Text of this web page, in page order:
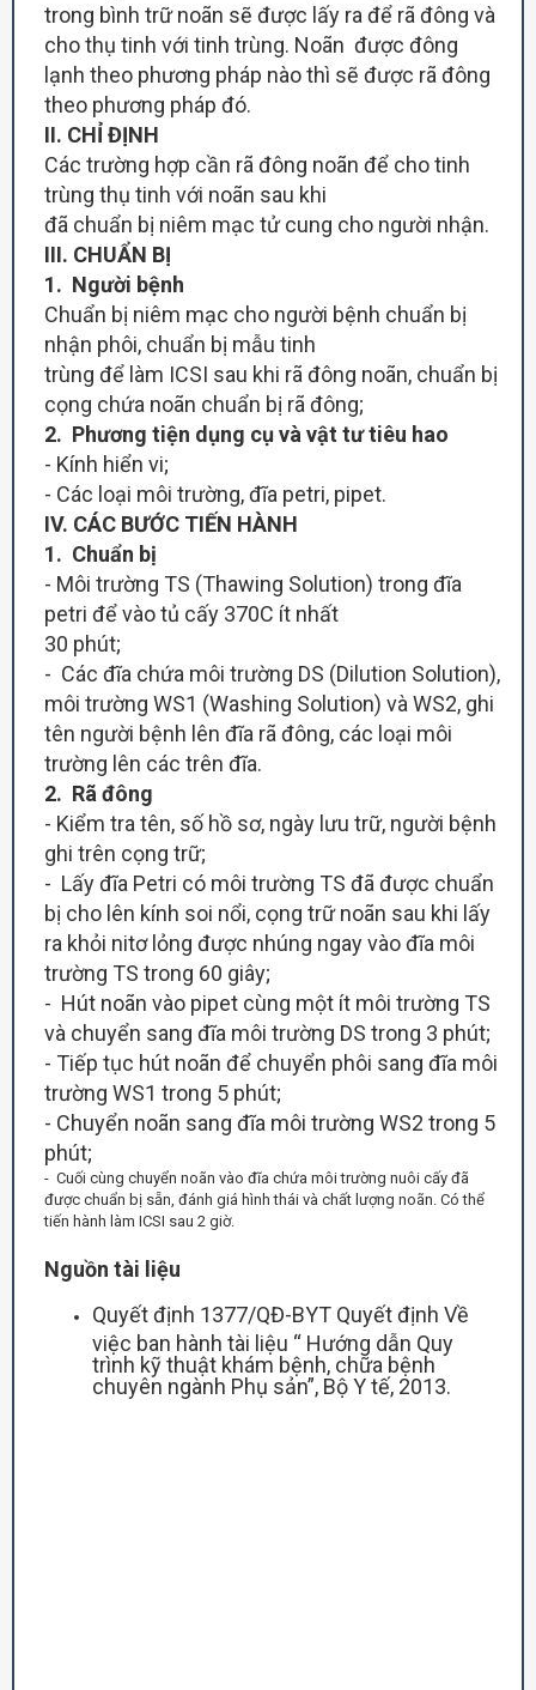
trong bình trữ noãn sẽ được lấy ra để rã đông và
cho thụ tinh với tinh trùng. Noãn được đông
lạnh theo phương pháp nào thì sẽ được rã đông
theo phương pháp đó.
II. CHỈ ĐỊNH
Các trường hợp cần rã đông noãn để cho tinh
trùng thụ tinh với noãn sau khi
đã chuẩn bị niêm mạc tử cung cho người nhận.
III. CHUẨN BỊ
1. Người bệnh
Chuẩn bị niêm mạc cho người bệnh chuẩn bị
nhận phôi, chuẩn bị mẫu tinh
trùng để làm ICSI sau khi rã đông noãn, chuẩn bị
cọng chứa noãn chuẩn bị rã đông;
2. Phương tiện dụng cụ và vật tư tiêu hao
- Kính hiển vi;
- Các loại môi trường, đĩa petri, pipet.
IV. CÁC BƯỚC TIẾN HÀNH
1. Chuẩn bị
- Môi trường TS (Thawing Solution) trong đĩa
petri để vào tủ cấy 370C ít nhất
30 phút;
- Các đĩa chứa môi trường DS (Dilution Solution),
môi trường WS1 (Washing Solution) và WS2, ghi
tên người bệnh lên đĩa rã đông, các loại môi
trường lên các trên đĩa.
2. Rã đông
- Kiểm tra tên, số hồ sơ, ngày lưu trữ, người bệnh
ghi trên cọng trữ;
- Lấy đĩa Petri có môi trường TS đã được chuẩn
bị cho lên kính soi nổi, cọng trữ noãn sau khi lấy
ra khỏi nitơ lỏng được nhúng ngay vào đĩa môi
trường TS trong 60 giây;
- Hút noãn vào pipet cùng một ít môi trường TS
và chuyển sang đĩa môi trường DS trong 3 phút;
- Tiếp tục hút noãn để chuyển phôi sang đĩa môi
trường WS1 trong 5 phút;
- Chuyển noãn sang đĩa môi trường WS2 trong 5
phút;
- Cuối cùng chuyển noãn vào đĩa chứa môi trường nuôi cấy đã
được chuẩn bị sẵn, đánh giá hình thái và chất lượng noãn. Có thể
tiến hành làm ICSI sau 2 giờ.
Nguồn tài liệu
Quyết định 1377/QĐ-BYT Quyết định Về
việc ban hành tài liệu “ Hướng dẫn Quy
trình kỹ thuật khám bệnh, chữa bệnh
chuyên ngành Phụ sản”, Bộ Y tế, 2013.